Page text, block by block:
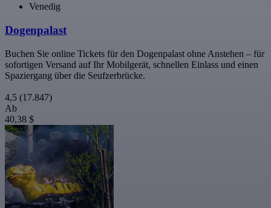
Venedig
Dogenpalast
Buchen Sie online Tickets für den Dogenpalast ohne Anstehen – für
sofortigen Versand auf Ihr Mobilgerät, schnellen Einlass und einen
Spaziergang über die Seufzerbrücke.
4,5 (17.847)
Ab
40,38 $